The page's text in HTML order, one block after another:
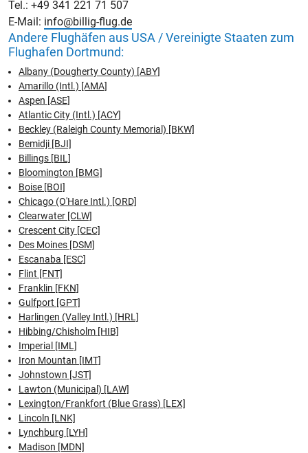
Tel.: +49 341 221 71 507
E-Mail: info@billig-flug.de
Andere Flughäfen aus USA / Vereinigte Staaten zum
Flughafen Dortmund:
Albany (Dougherty County) [ABY]
Amarillo (Intl.) [AMA]
Aspen [ASE]
Atlantic City (Intl.) [ACY]
Beckley (Raleigh County Memorial) [BKW]
Bemidji [BJI]
Billings [BIL]
Bloomington [BMG]
Boise [BOI]
Chicago (O'Hare Intl.) [ORD]
Clearwater [CLW]
Crescent City [CEC]
Des Moines [DSM]
Escanaba [ESC]
Flint [FNT]
Franklin [FKN]
Gulfport [GPT]
Harlingen (Valley Intl.) [HRL]
Hibbing/Chisholm [HIB]
Imperial [IML]
Iron Mountan [IMT]
Johnstown [JST]
Lawton (Municipal) [LAW]
Lexington/Frankfort (Blue Grass) [LEX]
Lincoln [LNK]
Lynchburg [LYH]
Madison [MDN]